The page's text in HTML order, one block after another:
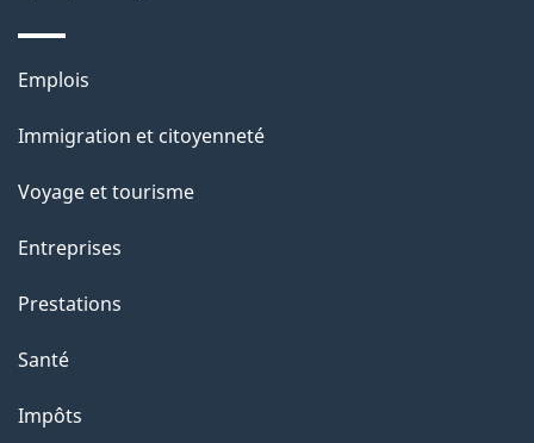
s
u
e
t
e
a
g
Thèmes
sujets
Emplois
Immigration et citoyenneté
Voyage et tourisme
Entreprises
Prestations
Santé
Impôts